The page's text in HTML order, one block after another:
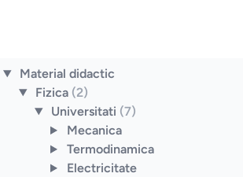
Material didactic
Fizica (2)
Universitati (7)
Mecanica
Termodinamica
Electricitate